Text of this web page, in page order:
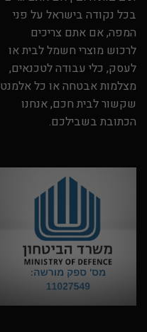
בכל נקודה בישראל על פני
המפה, אם אתם צריכים
לרכוש מוצרי חשמל לבית או
לעסק, כלי עבודה לטכנאים,
מצלמות אבטחה או כל אלמנט
שקשור לבית חכם, אנחנו
הכתובת בשבילכם.